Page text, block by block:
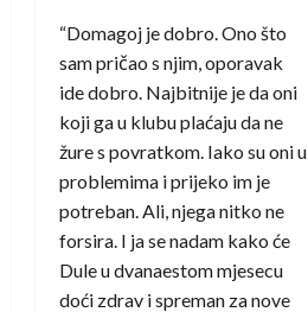
“Domagoj je dobro. Ono što
sam pričao s njim, oporavak
ide dobro. Najbitnije je da oni
koji ga u klubu plaćaju da ne
žure s povratkom. Iako su oni u
problemima i prijeko im je
potreban. Ali, njega nitko ne
forsira. I ja se nadam kako će
Dule u dvanaestom mjesecu
doći zdrav i spreman za nove